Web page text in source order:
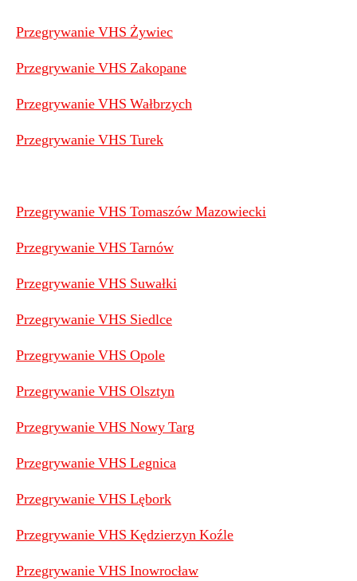
Przegrywanie VHS Żywiec
Przegrywanie VHS Zakopane
Przegrywanie VHS Wałbrzych
Przegrywanie VHS Turek
Przegrywanie VHS Tomaszów Mazowiecki
Przegrywanie VHS Tarnów
Przegrywanie VHS Suwałki
Przegrywanie VHS Siedlce
Przegrywanie VHS Opole
Przegrywanie VHS Olsztyn
Przegrywanie VHS Nowy Targ
Przegrywanie VHS Legnica
Przegrywanie VHS Lębork
Przegrywanie VHS Kędzierzyn Koźle
Przegrywanie VHS Inowrocław